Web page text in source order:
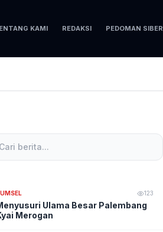
KAMI REDAKSI PEDOMAN SIBER
123
Ulama Besar Palembang
Merogan